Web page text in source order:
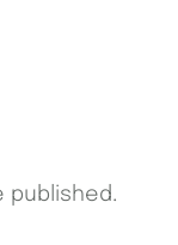
published.